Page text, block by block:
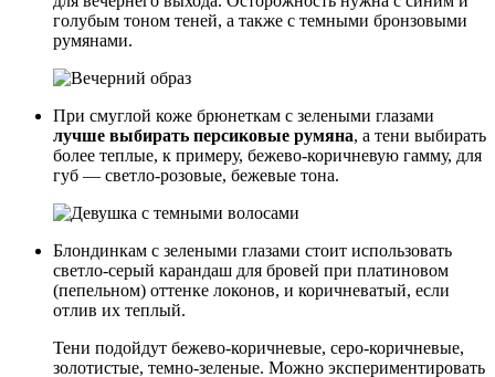
голубым тоном теней, а также с темными бронзовыми
румянами.
При смуглой коже брюнеткам с зелеными глазами
лучше выбирать персиковые румяна, а тени выбирать
более теплые, к примеру, бежево-коричневую гамму, для
губ — светло-розовые, бежевые тона.
Блондинкам с зелеными глазами стоит использовать
светло-серый карандаш для бровей при платиновом
(пепельном) оттенке локонов, и коричневатый, если
отлив их теплый.
Тени подойдут бежево-коричневые, серо-коричневые,
золотистые, темно-зеленые. Можно экспериментировать